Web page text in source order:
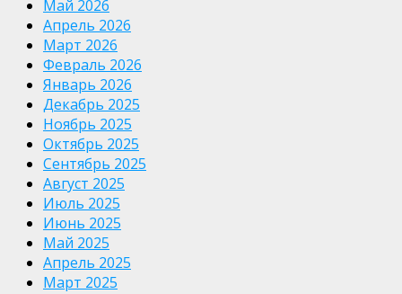
Май 2026
Апрель 2026
Март 2026
Февраль 2026
Январь 2026
Декабрь 2025
Ноябрь 2025
Октябрь 2025
Сентябрь 2025
Август 2025
Июль 2025
Июнь 2025
Май 2025
Апрель 2025
Март 2025